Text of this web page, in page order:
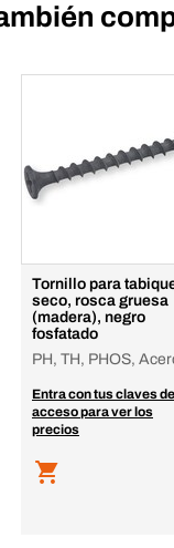
Tornillo para
seco, rosca gruesa
(madera), negro
fosfatado
PH, TH, PHOS,
Entra con tus claves de
acceso para ver los
precios